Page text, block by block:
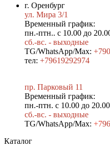
г. Оренбург
ул. Мира 3/1
Временный график:
пн.-птн.. с 10.00 до
сб.-вс. - выходные
TG/WhatsApp/Max:
тел: +79619292974
пр. Парковый 11
Временный график:
пн.-птн. с 10.00 до
сб.-вс. - выходные
TG/WhatsApp/Max: +7
Каталог